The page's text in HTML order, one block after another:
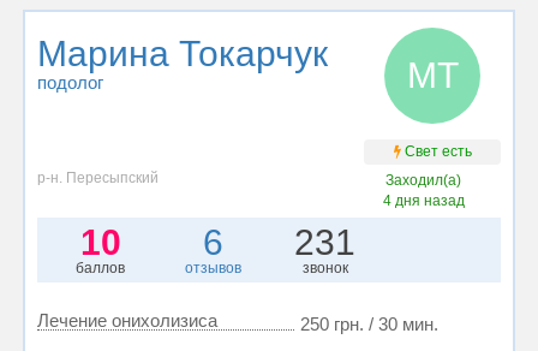
Марина Токарчук
подолог МТ
Свет есть
р-н. Пересыпский
Заходил(а)
4 дня назад
10
баллов
6
отзывов
231
звонок
Лечение онихолизиса 250 грн. / 30 мин.